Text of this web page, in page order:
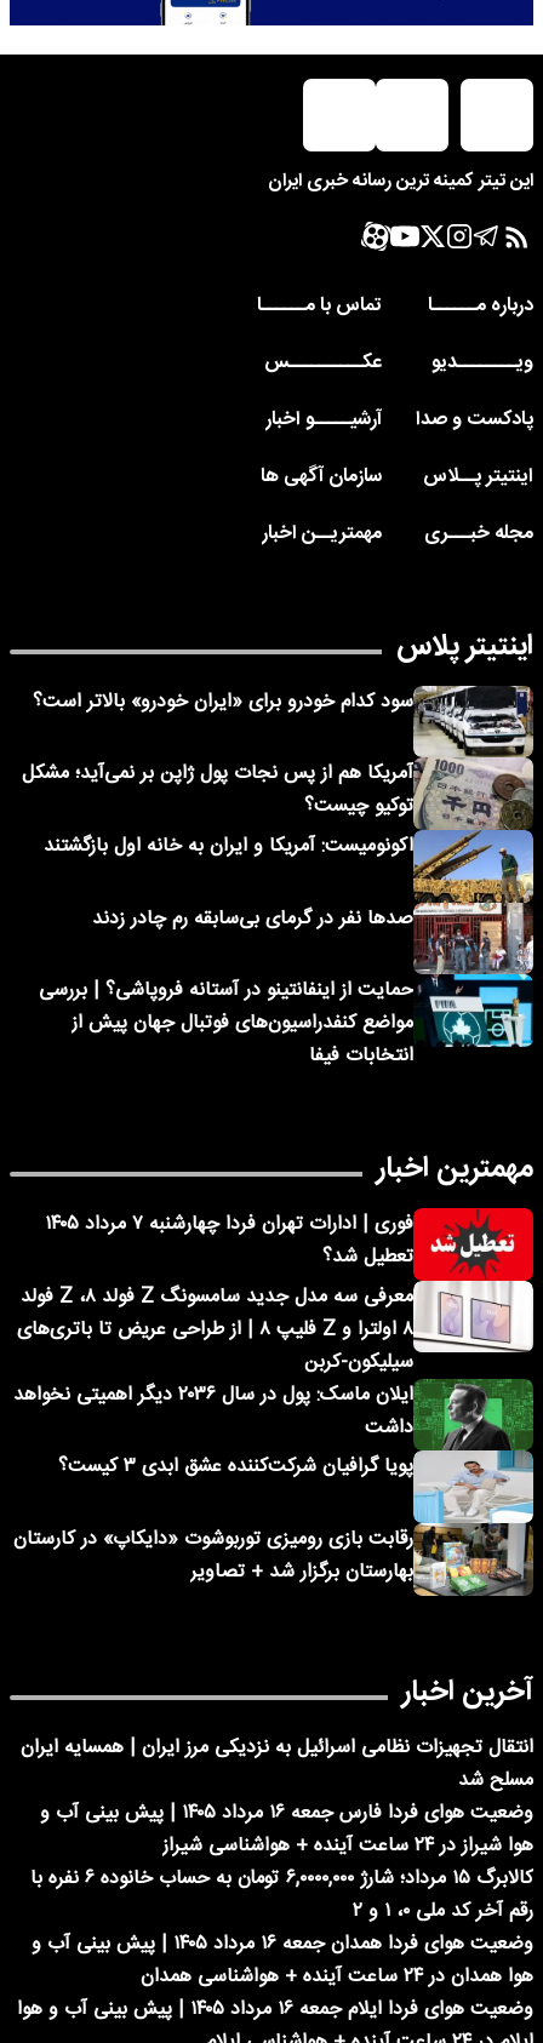
این تیتر کمینه ترین رسانه خبری ایران
درباره مــــــا
تماس با مــــــا
ویــــــــدیو
عکــــــــــس
پادکست و صدا
آرشیـــــو اخبار
اینتیتر پــلاس
سازمان آگهی ها
مجله خبـــری
مهمتریــن اخبار
اینتیتر پلاس
سود کدام خودرو برای «ایران خودرو» بالاتر است؟
آمریکا هم از پس نجات پول ژاپن بر نمی‌آید؛ مشکل
توکیو چیست؟
اکونومیست: آمریکا و ایران به خانه اول بازگشتند
صدها نفر در گرمای بی‌سابقه رم چادر زدند
حمایت از اینفانتینو در آستانه فروپاشی؟ | بررسی
مواضع کنفدراسیون‌های فوتبال جهان پیش از
انتخابات فیفا
مهمترین اخبار
فوری | ادارات تهران فردا چهارشنبه ۷ مرداد ۱۴۰۵
تعطیل شد؟
معرفی سه مدل جدید سامسونگ Z فولد ۸، Z فولد
۸ اولترا و Z فلیپ ۸ | از طراحی عریض تا باتری‌های
سیلیکون-کربن
ایلان ماسک: پول در سال ۲۰۳۶ دیگر اهمیتی نخواهد
داشت
پویا گرافیان شرکت‌کننده عشق ابدی ۳ کیست؟
رقابت بازی رومیزی توربوشوت «دایکاپ» در کارستان
بهارستان برگزار شد + تصاویر
آخرین اخبار
انتقال تجهیزات نظامی اسرائیل به نزدیکی مرز ایران | همسایه ایران
مسلح شد
وضعیت هوای فردا فارس جمعه ۱۶ مرداد ۱۴۰۵ | پیش بینی آب و
هوا شیراز در ۲۴ ساعت آینده + هواشناسی شیراز
کالابرگ ۱۵ مرداد؛ شارژ ۶,۰۰۰۰,۰۰۰ تومان به حساب خانوده ۶ نفره با
رقم آخر کد ملی ۰، ۱ و ۲
وضعیت هوای فردا همدان جمعه ۱۶ مرداد ۱۴۰۵ | پیش بینی آب و
هوا همدان در ۲۴ ساعت آینده + هواشناسی همدان
وضعیت هوای فردا ایلام جمعه ۱۶ مرداد ۱۴۰۵ | پیش بینی آب و هوا